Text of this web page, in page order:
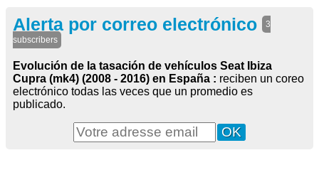
Alerta por correo electrónico
3
subscribers
Evolución de la tasación de vehículos Seat Ibiza
Cupra (mk4) (2008 - 2016) en España : reciben un coreo
electrónico todas las veces que un promedio es
publicado.